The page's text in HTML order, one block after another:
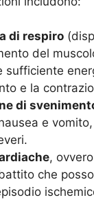
di respiro
del
sufficiente
e la
di
e
,
che